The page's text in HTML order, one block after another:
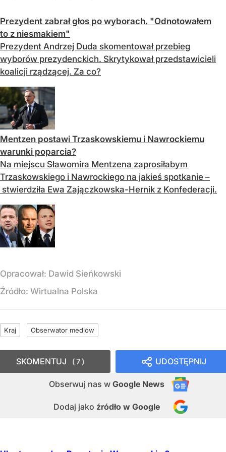
Prezydent zabrał głos po wyborach. "Odnotowałem
to z niesmakiem"
Prezydent Andrzej Duda skomentował przebieg
wyborów prezydenckich. Skrytykował przedstawicieli
koalicji rządzącej. Za co?
Mentzen postawi Trzaskowskiemu i Nawrockiemu
warunki poparcia?
Na miejscu Sławomira Mentzena zaprosiłabym
Trzaskowskiego i Nawrockiego na jakieś spotkanie –
stwierdziła Ewa Zajączkowska-Hernik z Konfederacji.
Opracował: Dawid Sieńkowski
Źródło: Wirtualna Polska
Kraj Obserwator mediów
UDOSTĘPNIJ
Obserwuj nas w Google News
Dodaj jako źródło w Google
SKOMENTUJ 7